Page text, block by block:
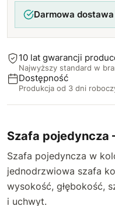
Darmowa
10 lat gwarancji
Najwyższy standard w
Dostępność
Produkcja od 3 dni
Szafa pojedyncza
Szafa pojedyncza w
jednodrzwiowa szafa
wysokość, głębokość,
i uchwyt.